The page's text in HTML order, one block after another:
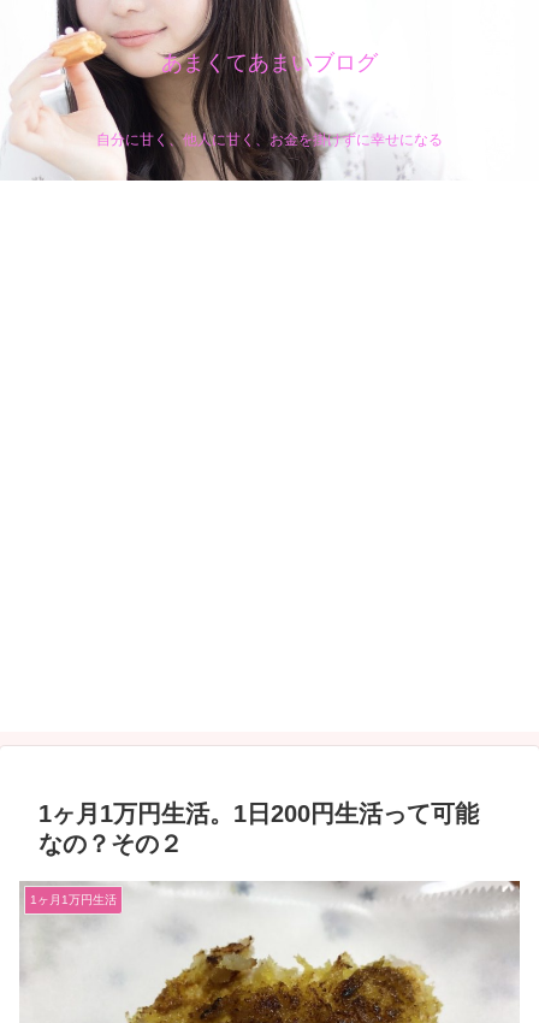
あまくてあまいブログ
自分に甘く、他人に甘く、お金を掛けずに幸せになる
1ヶ月1万円生活。1日200円生活って可能
なの？その２
1ヶ月1万円生活